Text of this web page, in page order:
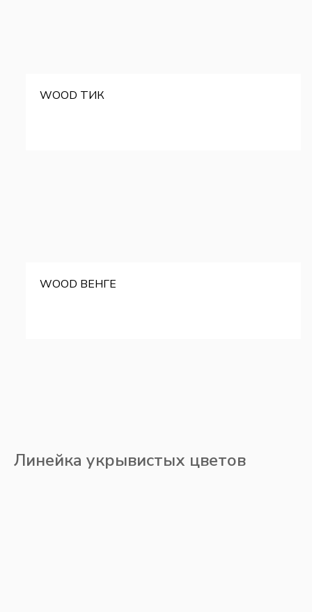
WOOD ТИК
WOOD ВЕНГЕ
Линейка укрывистых цветов